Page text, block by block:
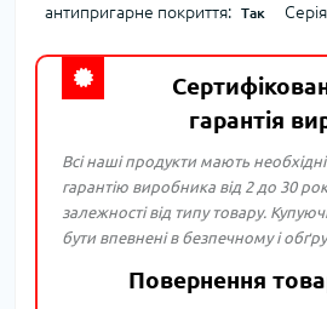
антипригарне покриття: Так
гарантія
Всі наші продукти мають необхідні
гарантію виробника від 2 до 30
залежності від типу товару.
бути впевнені в безпечному і
Повернення